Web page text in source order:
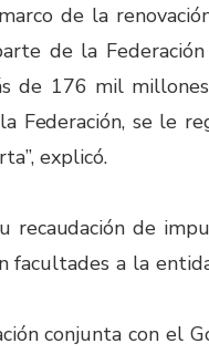
de la
de la
de 176 mil
Federación, se le
explicó.
recaudación de
a la
conjunta con el